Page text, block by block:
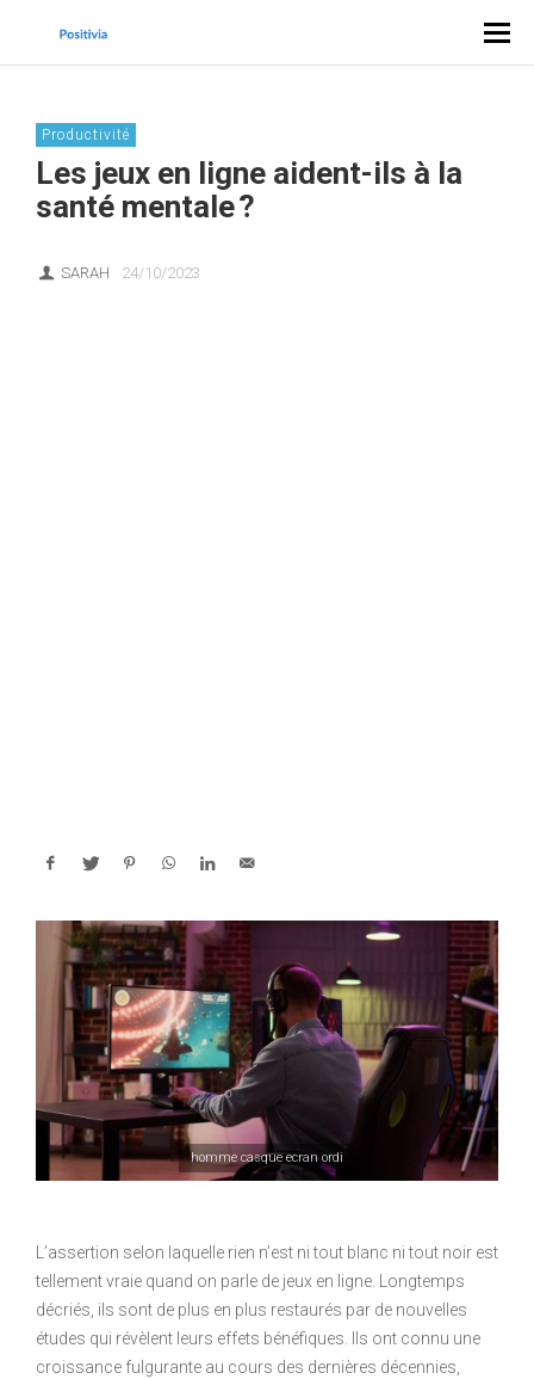
Productivité
Les jeux en ligne aident-ils à la
santé mentale ?
SARAH 24/10/2023
homme casque ecran ordi
L’assertion selon laquelle rien n’est ni tout blanc ni tout noir est
tellement vraie quand on parle de jeux en ligne. Longtemps
décriés, ils sont de plus en plus restaurés par de nouvelles
études qui révèlent leurs effets bénéfiques. Ils ont connu une
croissance fulgurante au cours des dernières décennies,